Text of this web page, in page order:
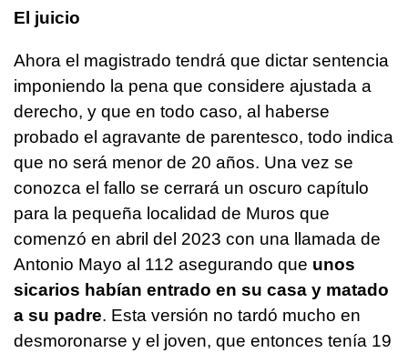
El juicio
Ahora el magistrado tendrá que dictar sentencia
imponiendo la pena que considere ajustada a
derecho, y que en todo caso, al haberse
probado el agravante de parentesco, todo indica
que no será menor de 20 años. Una vez se
conozca el fallo se cerrará un oscuro capítulo
para la pequeña localidad de Muros que
comenzó en abril del 2023 con una llamada de
Antonio Mayo al 112 asegurando que unos
sicarios habían entrado en su casa y matado
a su padre. Esta versión no tardó mucho en
desmoronarse y el joven, que entonces tenía 19